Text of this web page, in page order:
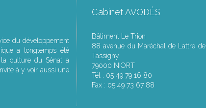
du développement
a longtemps été
culture du Sénat a
à y voir aussi une
Cabinet AVODÈS
Bâtiment Le Trion
88 avenue du Maréchal de Lattre de
Tassigny
79000 NIORT
Tél : 05 49 79 16 80
Fax : 05 49 73 67 88